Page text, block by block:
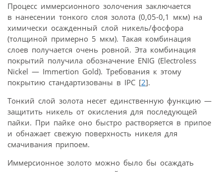
Процесс иммерсионного золочения заключается
в нанесении тонкого слоя золота (0,05-0,1 мкм) на
химически осажденный слой никель/фосфора
(толщиной примерно 5 мкм). Такая комбинация
слоев получается очень ровной. Эта комбинация
покрытий получила обозначение ENIG (Electroless
Nickel — Immertion Gold). Требования к этому
покрытию стандартизованы в IPC [2].
Тонкий слой золота несет единственную функцию —
защитить никель от окисления для последующей
пайки. При пайке оно быстро растворяется в припое
и обнажает свежую поверхность никеля для
смачивания припоем.
Иммерсионное золото можно было бы осаждать